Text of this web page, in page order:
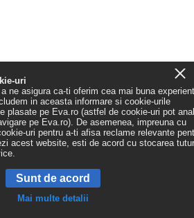
uri
ne asigura ca-ti oferim cea mai buna
in aceasta informare si cookie-urile
plasate pe Eva.ro (astfel de cookie-uri pot
pe Eva.ro). De asemenea, impreuna cu
uri pentru a-ti afisa reclame relevante
acest website, esti de acord cu stocarea
Sunt de acord
Mai multe detalii